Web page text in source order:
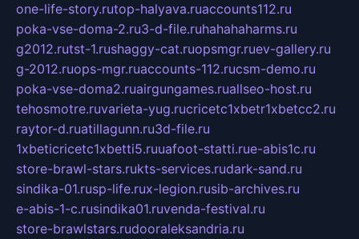
one-life-story.rutop-halyava.ruaccounts112.ru
poka-vse-doma-2.ru3-d-file.ruhahahaharms.ru
g2012.rutst-1.rushaggy-cat.ruopsmgr.ruev-gallery.ru
g-2012.ruops-mgr.ruaccounts-112.rucsm-demo.ru
poka-vse-doma2.ruairgungames.ruallseo-host.ru
tehosmotre.ruvarieta-yug.rucricetc1xbetr1xbetcc2.ru
raytor-d.ruatillagunn.ru3d-file.ru
1xbeticricetc1xbetti5.ruuafoot-statti.rue-abis1c.ru
store-brawl-stars.rukts-services.rudark-sand.ru
sindika-01.rusp-life.rux-legion.rusib-archives.ru
e-abis-1-c.rusindika01.ruvenda-festival.ru
store-brawlstars.rudooraleksandria.ru